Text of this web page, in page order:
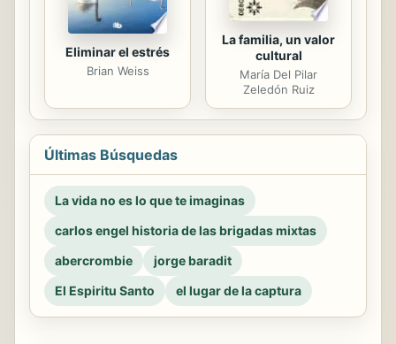
Eliminar el estrés
Brian Weiss
La familia, un valor
cultural
María Del Pilar
Zeledón Ruiz
Últimas Búsquedas
La vida no es lo que te imaginas
carlos engel historia de las brigadas mixtas
abercrombie
jorge baradit
El Espiritu Santo
el lugar de la captura